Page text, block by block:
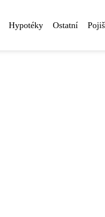
Hypotéky Ostatní